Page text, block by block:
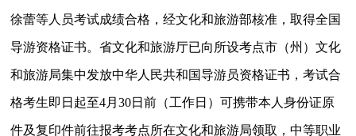
徐蕾等人员考试成绩合格，经文化和旅游部核准，取得全国
导游资格证书。省文化和旅游厅已向所设考点市（州）文化
和旅游局集中发放中华人民共和国导游员资格证书，考试合
格考生即日起至4月30日前（工作日）可携带本人身份证原
件及复印件前往报考考点所在文化和旅游局领取，中等职业